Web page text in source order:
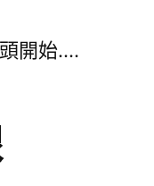
開始….